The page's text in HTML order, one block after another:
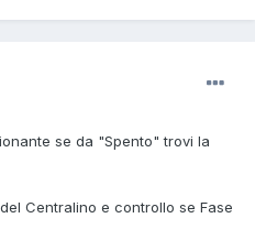
se da "Spento" trovi la
Centralino e controllo se Fase